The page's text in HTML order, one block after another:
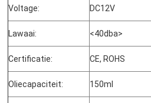
Voltage:
DC12V
Lawaai: <40dba>
Certificatie: CE, ROHS
Oliecapaciteit: 150ml